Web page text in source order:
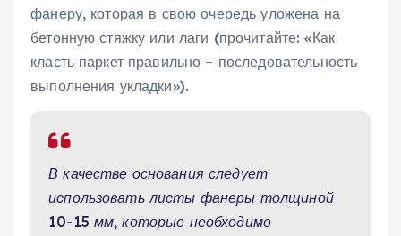
фанеру, которая в свою очередь уложена на
бетонную стяжку или лаги (прочитайте: «Как
класть паркет правильно – последовательность
выполнения укладки»).
В качестве основания следует
использовать листы фанеры толщиной
10-15 мм, которые необходимо